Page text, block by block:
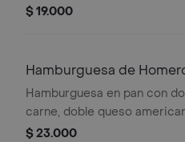
Queso Azul, Costeño Y
$ 19.000
Hamburguesa de
Hamburguesa en pan con
carne, doble queso
tomate, cebolla
$ 23.000